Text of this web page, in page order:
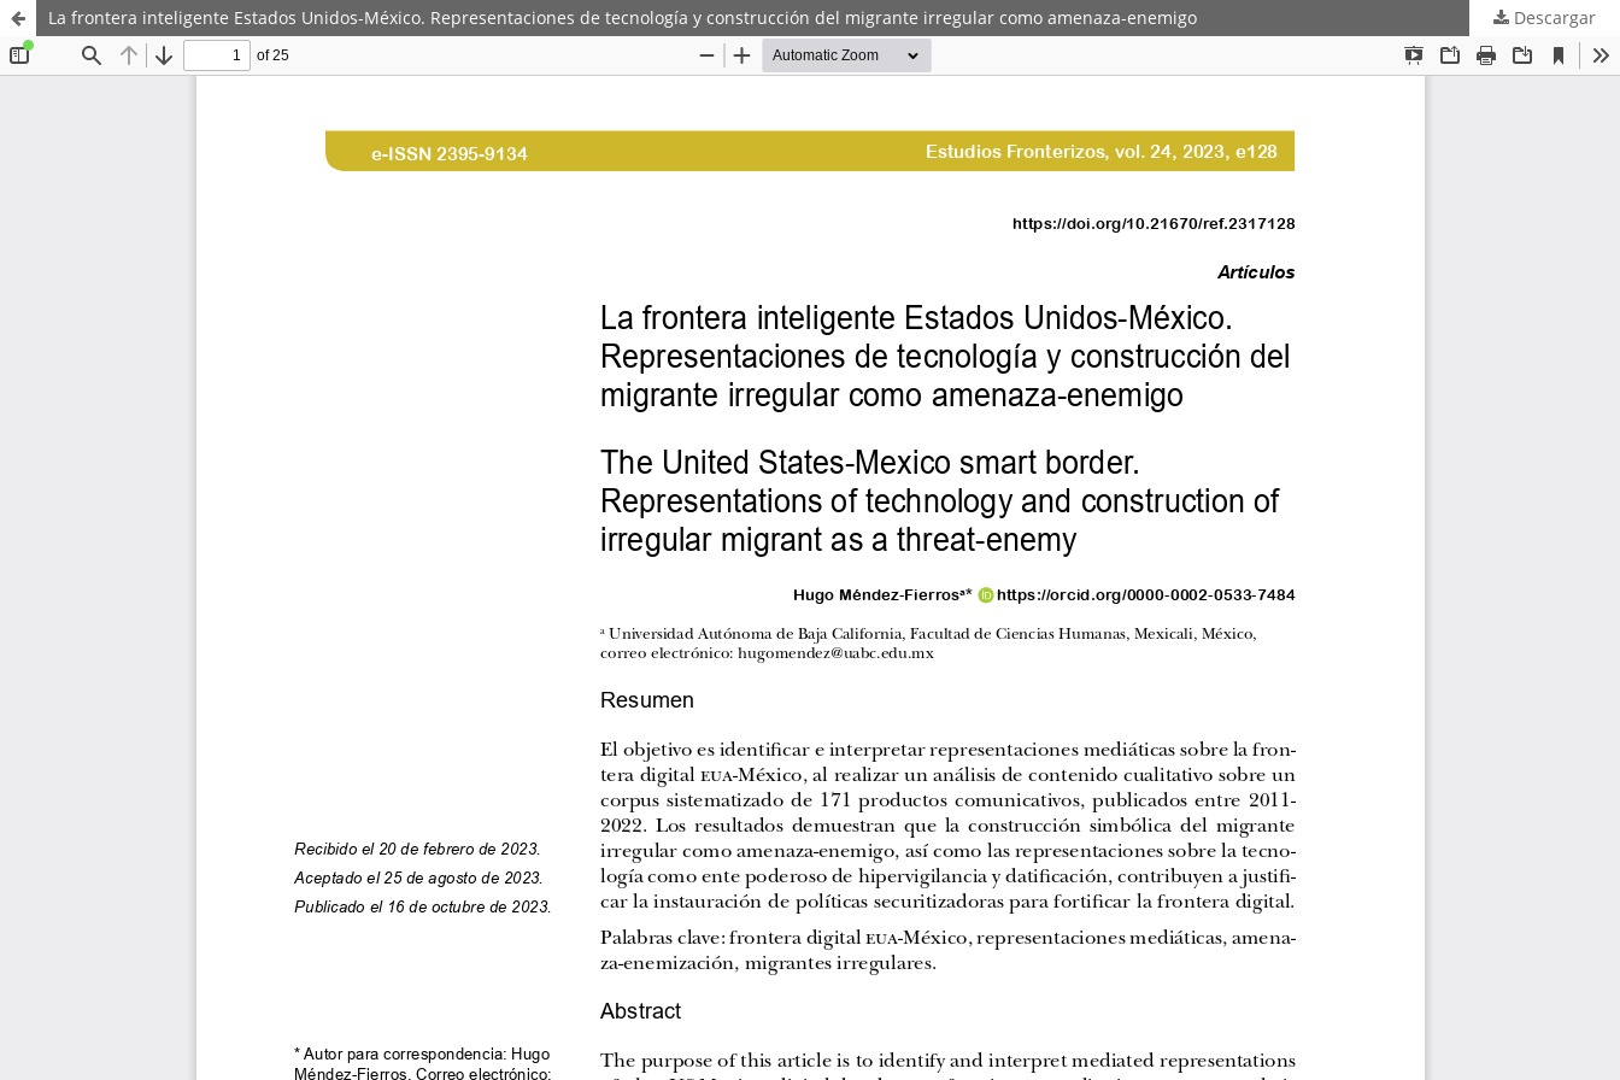
La frontera inteligente Estados Unidos-México. Representaciones de tecnología y construcción del migrante irregular como amenaza-enemigo Descargar